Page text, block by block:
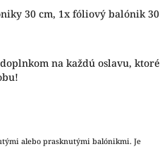
30 cm, 1x fóliový balónik 30
na každú oslavu, ktoré
alebo prasknutými balónikmi. Je